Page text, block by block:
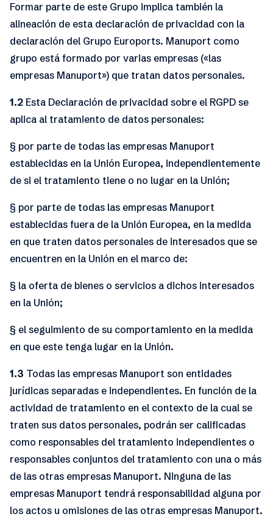
Formar parte de este Grupo implica también la
alineación de esta declaración de privacidad con la
declaración del Grupo Euroports. Manuport como
grupo está formado por varias empresas («las
empresas Manuport») que tratan datos personales.
1.2 Esta Declaración de privacidad sobre el RGPD se
aplica al tratamiento de datos personales:
§ por parte de todas las empresas Manuport
establecidas en la Unión Europea, independientemente
de si el tratamiento tiene o no lugar en la Unión;
§ por parte de todas las empresas Manuport
establecidas fuera de la Unión Europea, en la medida
en que traten datos personales de interesados que se
encuentren en la Unión en el marco de:
§ la oferta de bienes o servicios a dichos interesados
en la Unión;
§ el seguimiento de su comportamiento en la medida
en que este tenga lugar en la Unión.
1.3 Todas las empresas Manuport son entidades
jurídicas separadas e independientes. En función de la
actividad de tratamiento en el contexto de la cual se
traten sus datos personales, podrán ser calificadas
como responsables del tratamiento independientes o
responsables conjuntos del tratamiento con una o más
de las otras empresas Manuport. Ninguna de las
empresas Manuport tendrá responsabilidad alguna por
los actos u omisiones de las otras empresas Manuport.